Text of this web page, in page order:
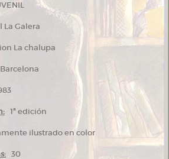
Galera
La chalupa
1ª edición
ilustrado en color
30